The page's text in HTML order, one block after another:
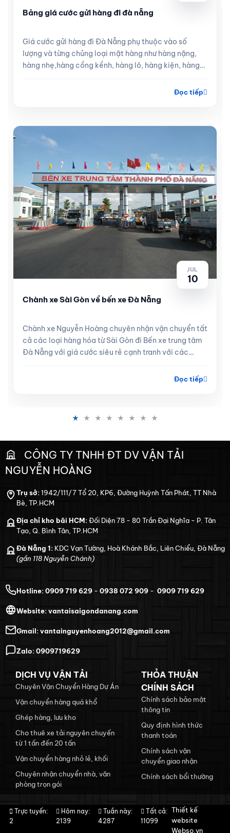
Bảng giá cước gửi hàng đi đà nẵng
Giá cước gửi hàng đi Đà Nẵng phụ thuộc vào số
lượng và từng chủng loại mặt hàng như hàng nặng,
hàng nhẹ,hàng cồng kềnh, hàng lô, hàng kiện, hàng
Đọc tiếp
JUL
10
Chành xe Sài Gòn về bến xe Đà Nẵng
Chành xe Nguyễn Hoàng chuyên nhận vận chuyển tất
cả các loại hàng hóa từ Sài Gòn đi Bến xe trung tâm
Đà Nẵng với giá cước siêu rẻ cạnh tranh với các
Đọc tiếp
CÔNG TY TNHH ĐT DV VẬN TẢI
NGUYỄN HOÀNG
Trụ sở:1942/111/7 Tổ 20, KP6, Đường Huỳnh Tấn Phát, TT Nhà
Bè, TP.HCM
Địa chỉ kho bãi HCM:Đối Diện 78 - 80 Trần Đại Nghĩa - P. Tân
Tạo, Q. Bình Tân, TP.HCM
Đà Nẵng 1: KDC Vạn Tường, Hoà Khánh Bắc, Liên Chiểu, Đà Nẵng
(gần 118 Nguyễn Chánh)
Hotline:0909 719 629 - 0938 072 909 - 0909 719 629
Website:vantaisaigondanang.com
Gmail:vantainguyenhoang2012@gmail.com
Zalo:0909719629
DỊCH VỤ VẬN TẢI
Chuyên Vận Chuyển Hàng Dự Án
Vận chuyển hàng quá khổ
Ghép hàng, lưu kho
Cho thuê xe tải nguyên chuyến
từ 1 tấn đến 20 tấn
Vận chuyển hàng nhỏ lẻ, khối
Chuyên nhận chuyển nhà, văn
phòng trọn gói
THỎA THUẬN
CHÍNH SÁCH
Chính sách bảo mật
thông tin
Quy định hình thức
thanh toán
Chính sách vận
chuyển giao nhận
Chính sách bổi thường
Trực tuyến:
2
Hôm nay:
2139
Tuần này:
4287
Tất cả:
11099
Thiết kế
website
Webso.vn